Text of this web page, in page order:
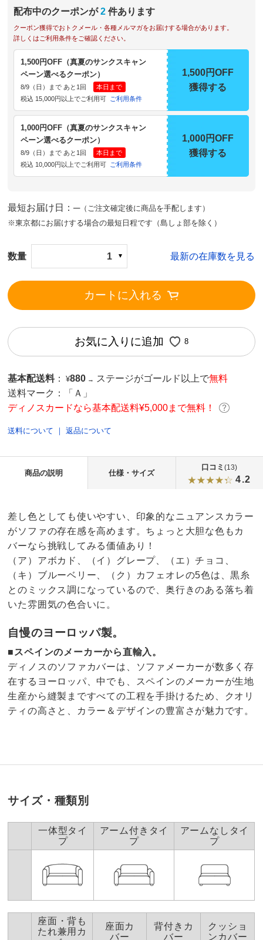
配布中のクーポンが 2 件あります
クーポン獲得でおトクメール・各種メルマガをお届けする場合があります。
詳しくはご利用条件をご確認ください。
1,500円OFF（真夏のサンクスキャン
ペーン選べるクーポン）
8/9（日）まで あと1回
本日まで
税込 15,000円以上でご利用可 ご利用条件
1,500円OFF
獲得する
1,000円OFF（真夏のサンクスキャン
ペーン選べるクーポン）
8/9（日）まで あと1回
本日まで
税込 10,000円以上でご利用可 ご利用条件
1,000円OFF
獲得する
最短お届け日：─（ご注文確定後に商品を手配します）
※東京都にお届けする場合の最短日程です（島しょ部を除く）
数量 1 最新の在庫数を見る
カートに入れる
お気に入りに追加 8
基本配送料 ： ¥880 → ステージがゴールド以上で無料
送料マーク：
「Ａ」
ディノスカードなら基本配送料¥5,000まで無料！
送料について ｜返品について
商品の説明 仕様・サイズ
口コミ(13)
4.2
差し色としても使いやすい、印象的なニュアンスカラー
がソファの存在感を高めます。ちょっと大胆な色もカ
バーなら挑戦してみる価値あり！
（ア）アボカド、（イ）グレープ、（エ）チョコ、
（キ）ブルーベリー、（ク）カフェオレの5色は、黒糸
とのミックス調になっているので、奥行きのある落ち着
いた雰囲気の色合いに。
自慢のヨーロッパ製。
■ スペインのメーカーから直輸入。
ディノスのソファカバーは、ソファメーカーが数多く存
在するヨーロッパ、中でも、スペインのメーカーが生地
生産から縫製まですべての工程を手掛けるため、クオリ
ティの高さと、カラー＆デザインの豊富さが魅力です。
商品番号 900-LT34-05
商品名・特徴 ≪1枚≫ スペイン製クッションカバー［クルール］
¥3,199 税込 ¥2,909 税抜
※お届け先が同じであれば複数個ご購入いただいても¥880です。
★★★★★
★★★★★
7
★★
★★★★★
0
★★★★
お得な同色2枚組 ミルク
東京都
サイズ・種類別
一体型タイ
プ
アーム付きタイ
プ
アームなしタイ
プ
座面・背も
たれ兼用カ
座面カ
バー
背付きカ
バー
クッショ
ンカバー